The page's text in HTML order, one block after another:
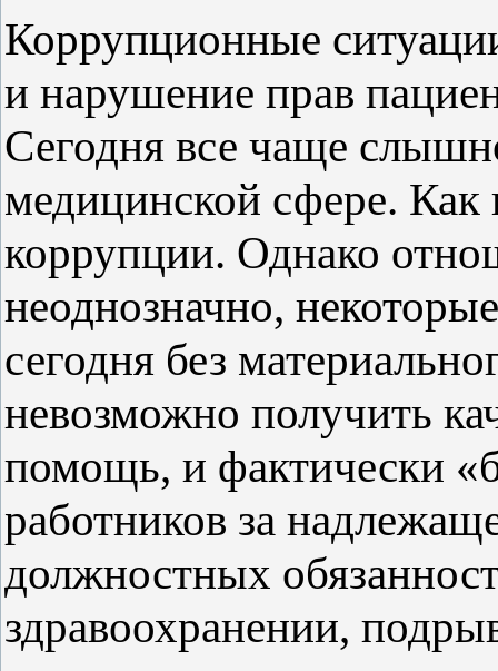
Коррупционные
и нарушение прав
Сегодня все чаще
медицинской сфере. Как
коррупции. Однако
неоднозначно,
сегодня без
невозможно получить
помощь, и фактически
работников за
должностных
здравоохранении,